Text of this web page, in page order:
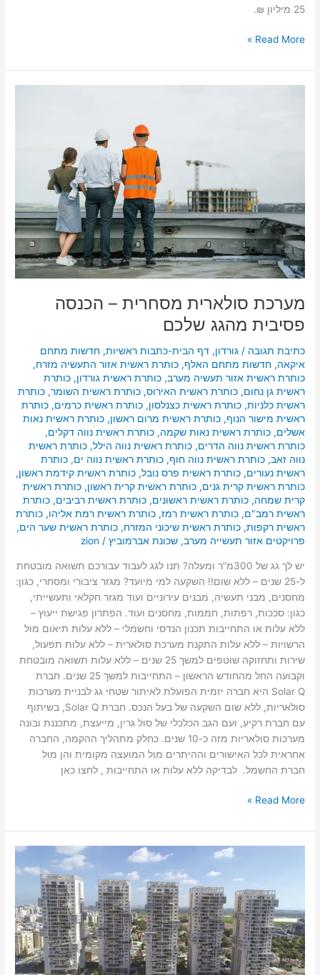
25 מיליון ₪.
Read More »
מערכת סולארית מסחרית – הכנסה
פסיבית מהגג שלכם
כתיבת תגובה /גורדון,דף הבית-כתבות ראשיות,חדשות מתחם
איקאה,חדשות מתחם האלף,כותרת ראשית אזור התעשיה מזרח,
כותרת ראשית אזור תעשיה מערב,כותרת ראשית גורדון,כותרת
ראשית גן נחום,כותרת ראשית האירוס,כותרת ראשית השומר,כותרת
ראשית כלניות,כותרת ראשית כצנלסון,כותרת ראשית כרמים,כותרת
ראשית מישור הנוף,כותרת ראשית מרום ראשון,כותרת ראשית נאות
אשלים,כותרת ראשית נאות שקמה,כותרת ראשית נווה דקלים,
כותרת ראשית נווה הדרים,כותרת ראשית נווה הילל,כותרת ראשית
נווה זאב,כותרת ראשית נווה חוף,כותרת ראשית נווה ים,כותרת
ראשית נעורים,כותרת ראשית פרס נובל,כותרת ראשית קידמת ראשון,
כותרת ראשית קרית גנים,כותרת ראשית קרית ראשון,כותרת ראשית
קרית שמחה,כותרת ראשית ראשונים,כותרת ראשית רביבים,כותרת
ראשית רמב"ם,כותרת ראשית רמז,כותרת ראשית רמת אליהו,כותרת
ראשית רקפות,כותרת ראשית שיכוני המזרח,כותרת ראשית שער הים,
פרויקטים אזור תעשייה מערב,שכונת אברמוביץ /
zion
יש לך גג של 300מ”ר ומעלה? תנו לגג לעבוד עבורכם תשואה מובטחת
ל-25 שנים – ללא שום!! השקעה למי מיועד? מגזר ציבורי ומסחרי, כגון:
מחסנים, מבני תעשיה, מבנים עירוניים ועוד מגזר חקלאי ותעשייתי,
כגון: סככות, רפתות, חממות, מחסנים ועוד. הפתרון פגישת ייעוץ –
ללא עלות או התחייבות תכנון הנדסי וחשמלי – ללא עלות תיאום מול
הרשויות – ללא עלות התקנת מערכת סולארית – ללא עלות תפעול,
שירות ותחזוקה שוטפים למשך 25 שנים – ללא עלות תשואה מובטחת
וקבועה החל מהחודש הראשון – התחייבות למשך 25 שנים. חברת
Solar Q היא חברה יזמית הפועלת לאיתור שטחי גג לבניית מערכות
סולאריות, ללא שום השקעה של בעל הנכס. חברת Solar Q, בשיתוף
עם חברת רקיע, ועם הגב הכלכלי של סול גרין, מייעצת, מתכננת ובונה
מערכות סולאריות מזה כ-10 שנים. כחלק מתהליך ההקמה, החברה
אחראית לכל האישורים וההיתרים מול המועצה מקומית והן מול
חברת החשמל. לבדיקה ללא עלות או התחייבות , לחצו כאן
שלכם
Read More »
במקום
השישי
בישראל
במכירת
דירות